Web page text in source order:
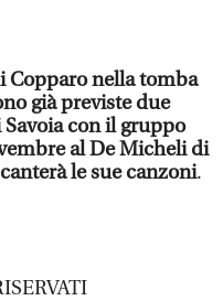
Copparo nella tomba
già previste due
Savoia con il gruppo
al De Micheli di
le sue canzoni.